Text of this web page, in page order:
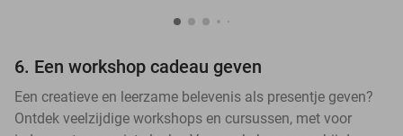
6. Een workshop cadeau geven
Een creatieve en leerzame belevenis als presentje geven?
Ontdek veelzijdige workshops en cursussen, met voor